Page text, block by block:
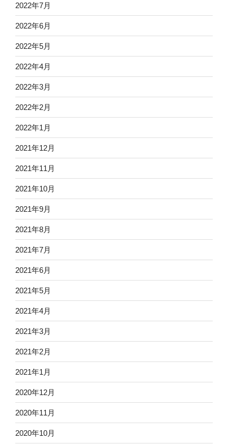
2022年7月
2022年6月
2022年5月
2022年4月
2022年3月
2022年2月
2022年1月
2021年12月
2021年11月
2021年10月
2021年9月
2021年8月
2021年7月
2021年6月
2021年5月
2021年4月
2021年3月
2021年2月
2021年1月
2020年12月
2020年11月
2020年10月